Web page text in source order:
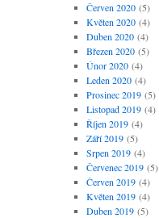
Červen 2020(5)
Květen 2020(4)
Duben 2020(4)
Březen 2020(5)
Únor 2020(4)
Leden 2020(4)
Prosinec 2019(5)
Listopad 2019(4)
Říjen 2019(4)
Září 2019(5)
Srpen 2019(4)
Červenec 2019(5)
Červen 2019(4)
Květen 2019(4)
Duben 2019(5)